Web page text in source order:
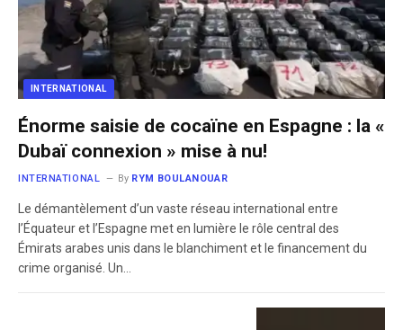
INTERNATIONAL
Énorme saisie de cocaïne en Espagne : la «
Dubaï connexion » mise à nu!
INTERNATIONAL By RYM BOULANOUAR
Le démantèlement d’un vaste réseau international entre
l’Équateur et l’Espagne met en lumière le rôle central des
Émirats arabes unis dans le blanchiment et le financement du
crime organisé. Un…